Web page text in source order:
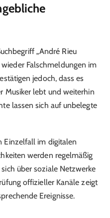
„André Rieu
Falschmeldungen im
jedoch, dass es
Musiker lebt und weiterhin
lassen sich auf unbelegte
Einzelfall im digitalen
werden regelmäßig
über soziale Netzwerke
offizieller Kanäle zeigt
Ereignisse.